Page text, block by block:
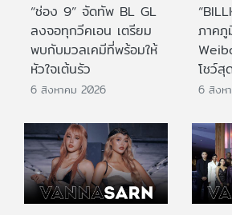
“ช่อง 9” จัดทัพ BL GL
ลงจอทุกวีคเอน เตรียม
พบกับมวลเคมีที่พร้อมให้
หัวใจเต้นรัว
6 สิงหาคม 2026
ภาคภู
โชว์สุ
6 สิงห